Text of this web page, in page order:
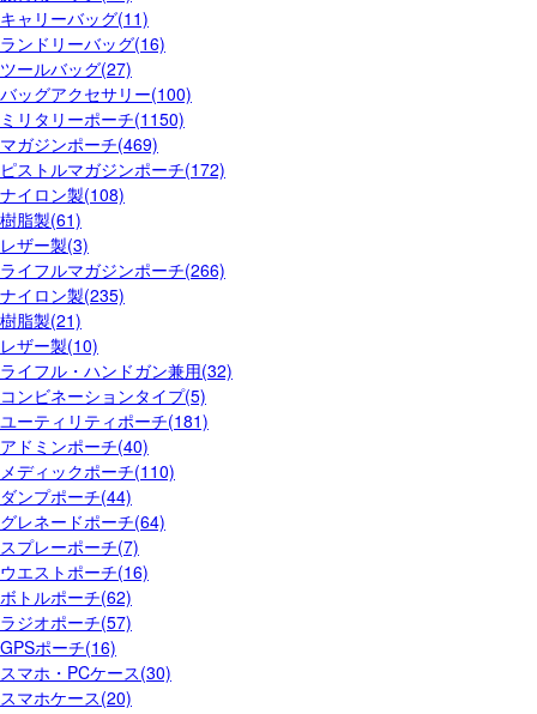
キャリーバッグ(11)
ランドリーバッグ(16)
ツールバッグ(27)
バッグアクセサリー(100)
ミリタリーポーチ(1150)
マガジンポーチ(469)
ピストルマガジンポーチ(172)
ナイロン製(108)
樹脂製(61)
レザー製(3)
ライフルマガジンポーチ(266)
ナイロン製(235)
樹脂製(21)
レザー製(10)
ライフル・ハンドガン兼用(32)
コンビネーションタイプ(5)
ユーティリティポーチ(181)
アドミンポーチ(40)
メディックポーチ(110)
ダンプポーチ(44)
グレネードポーチ(64)
スプレーポーチ(7)
ウエストポーチ(16)
ボトルポーチ(62)
ラジオポーチ(57)
GPSポーチ(16)
スマホ・PCケース(30)
スマホケース(20)